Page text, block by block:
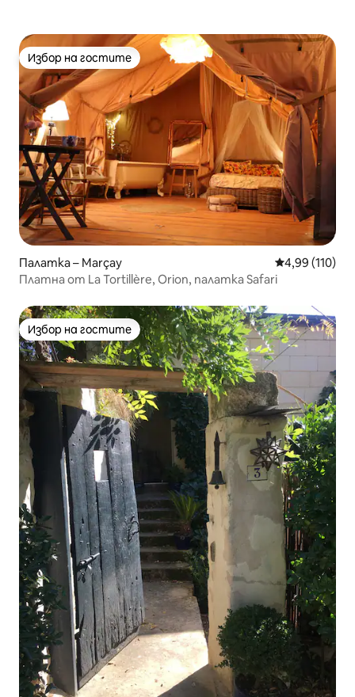
Избор на гостите
Избор на гостите
Палатка – Marçay Средна
4,99 (110)
Платна от La Tortillère, Orion, палатка Safari
Избор на гостите
Избор на гостите